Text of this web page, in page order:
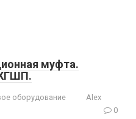
муфта.
оборудование
Alex
0